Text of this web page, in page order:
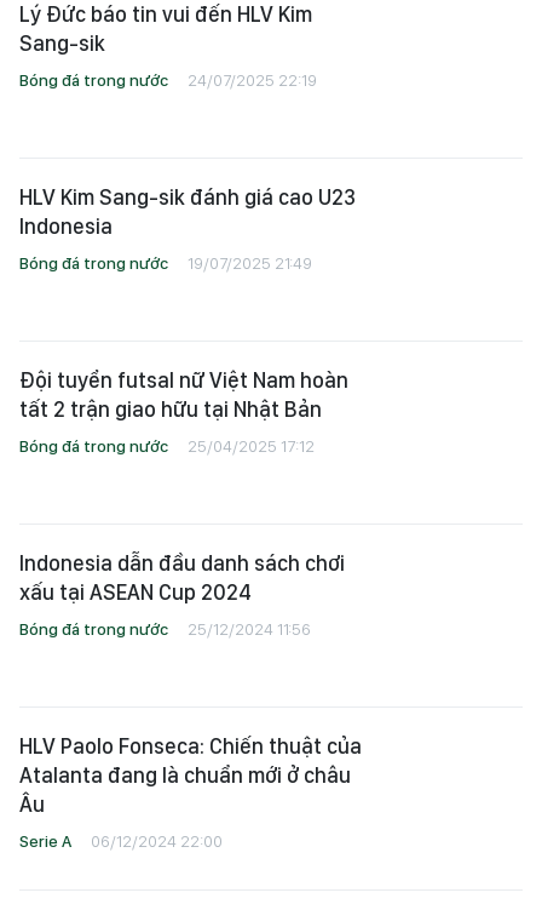
Lý Đức báo tin vui đến HLV Kim
Sang-sik
Bóng đá trong nước 24/07/2025 22:19
HLV Kim Sang-sik đánh giá cao U23
Indonesia
Bóng đá trong nước 19/07/2025 21:49
Đội tuyển futsal nữ Việt Nam hoàn
tất 2 trận giao hữu tại Nhật Bản
Bóng đá trong nước 25/04/2025 17:12
Indonesia dẫn đầu danh sách chơi
xấu tại ASEAN Cup 2024
Bóng đá trong nước 25/12/2024 11:56
HLV Paolo Fonseca: Chiến thuật của
Atalanta đang là chuẩn mới ở châu
Âu
Serie A 06/12/2024 22:00